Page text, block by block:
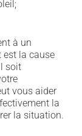
à un
est la cause
soit
vous aider
la
la situation.